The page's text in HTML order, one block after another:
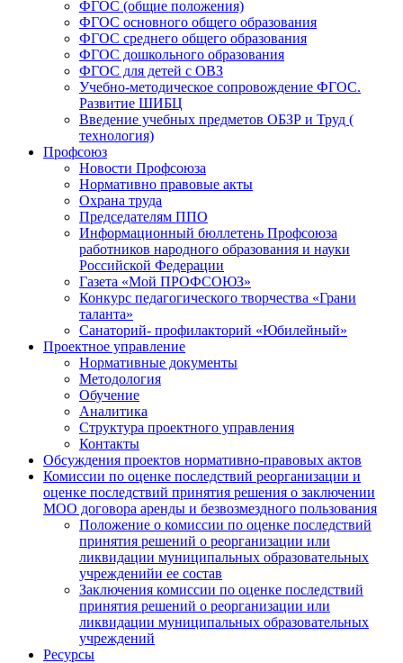
ФГОС (общие положения)
ФГОС основного общего образования
ФГОС среднего общего образования
ФГОС дошкольного образования
ФГОС для детей с ОВЗ
Учебно-методическое сопровождение ФГОС.
Развитие ШИБЦ
Введение учебных предметов ОБЗР и Труд (
технология)
Профсоюз
Новости Профсоюза
Нормативно правовые акты
Охрана труда
Председателям ППО
Информационный бюллетень Профсоюза
работников народного образования и науки
Российской Федерации
Газета «Мой ПРОФСОЮЗ»
Конкурс педагогического творчества «Грани
таланта»
Санаторий- профилакторий «Юбилейный»
Проектное управление
Нормативные документы
Методология
Обучение
Аналитика
Структура проектного управления
Контакты
Обсуждения проектов нормативно-правовых актов
Комиссии по оценке последствий реорганизации и
оценке последствий принятия решения о заключении
МОО договора аренды и безвозмездного пользования
Положение о комиссии по оценке последствий
принятия решений о реорганизации или
ликвидации муниципальных образовательных
учрежденийи ее состав
Заключения комиссии по оценке последствий
принятия решений о реорганизации или
ликвидации муниципальных образовательных
учреждений
Ресурсы